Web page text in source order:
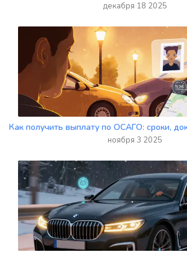
декабря 18 2025
ноября 3 2025